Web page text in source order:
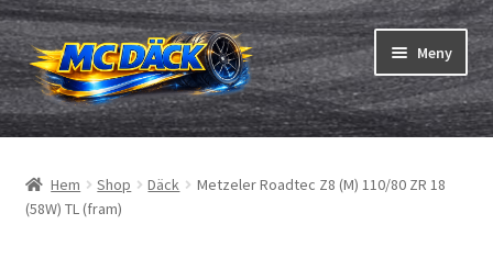
Hoppa
till
navigering
Hoppa
till
innehåll
Meny
Däck
Slangar & fälgband
Hem Shop Däck
Metzeler Roadtec Z8 (M) 110/80 ZR 18
(58W) TL (fram)